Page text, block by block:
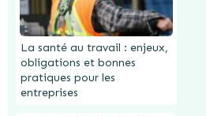
La santé au travail : enjeux,
obligations et bonnes
pratiques pour les
entreprises